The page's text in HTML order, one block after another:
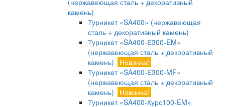
(нержавеющая сталь + декоративный
камень)
Турникет «SA400» (нержавеющая
сталь + декоративный камень)
Турникет «SA400-Е300-EM»
(нержавеющая сталь + декоративный
камень)
Новинка!
Турникет «SA400-Е300-MF»
(нержавеющая сталь + декоративный
камень)
Новинка!
Турникет «SA400-Курс100-EM»